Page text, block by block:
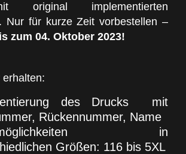
original implementierten
Nur für kurze Zeit vorbestellen –
zum 04. Oktober 2023!
erhalten:
des Drucks mit
Rückennummer, Name
in
Größen: 116 bis 5XL